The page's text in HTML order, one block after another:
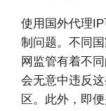
使用国外代理
制问题。不同
网监管有着不
会无意中违反
区。此外，即